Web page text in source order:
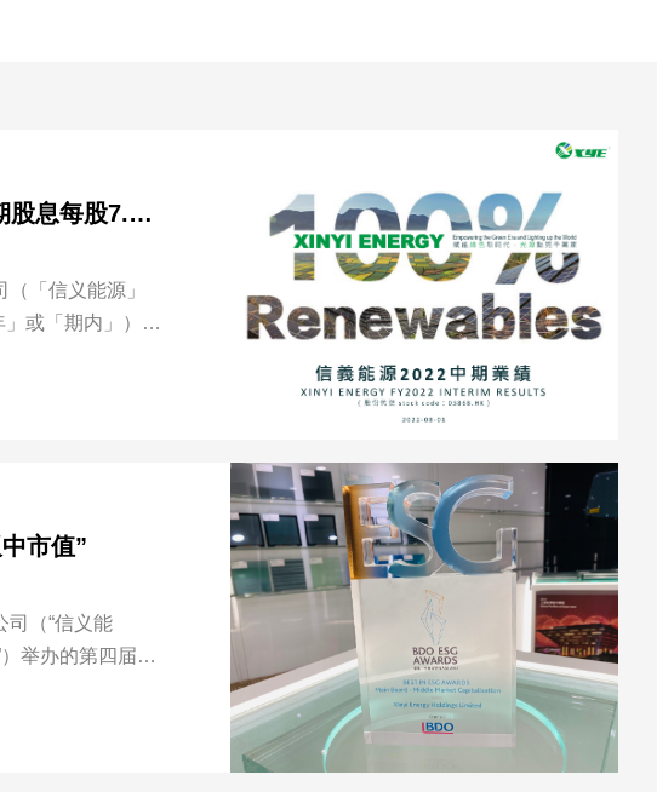
信义能源未受市场波动影响 期内收益上升13.1% 可供分派收入同比上升7.1% 中期股息每股7.7港仙
「信义能源」
或「期内」）未
市值”
司（“信义能
举办的第四届B